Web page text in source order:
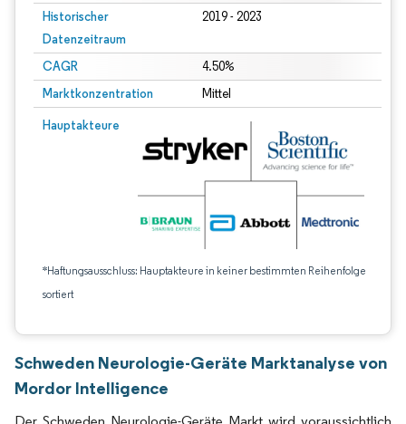
Historischer
Datenzeitraum
2019 - 2023
CAGR 4.50%
Marktkonzentration Mittel
Hauptakteure
*Haftungsausschluss: Hauptakteure in keiner bestimmten Reihenfolge
sortiert
Schweden Neurologie-Geräte Marktanalyse von
Mordor Intelligence